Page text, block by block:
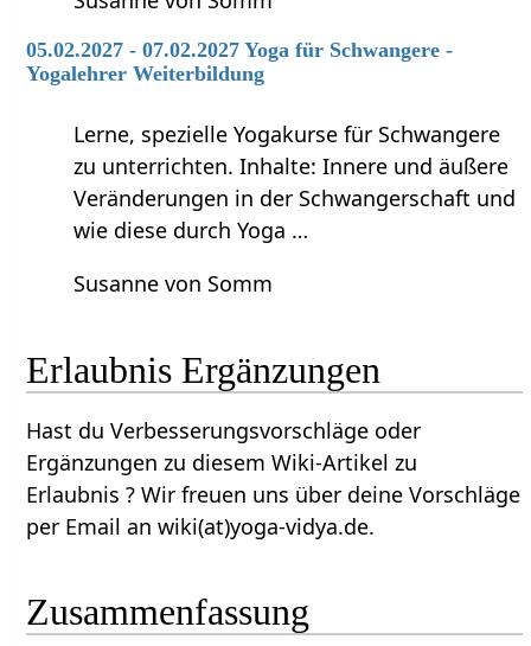
05.02.2027 - 07.02.2027 Yoga für Schwangere -
Yogalehrer Weiterbildung
Lerne, spezielle Yogakurse für Schwangere
zu unterrichten. Inhalte: Innere und äußere
Veränderungen in der Schwangerschaft und
wie diese durch Yoga …
Susanne von Somm
Erlaubnis‏‎ Ergänzungen
Hast du Verbesserungsvorschläge oder
Ergänzungen zu diesem Wiki-Artikel zu
Erlaubnis‏‎ ? Wir freuen uns über deine Vorschläge
per Email an wiki(at)yoga-vidya.de.
Zusammenfassung